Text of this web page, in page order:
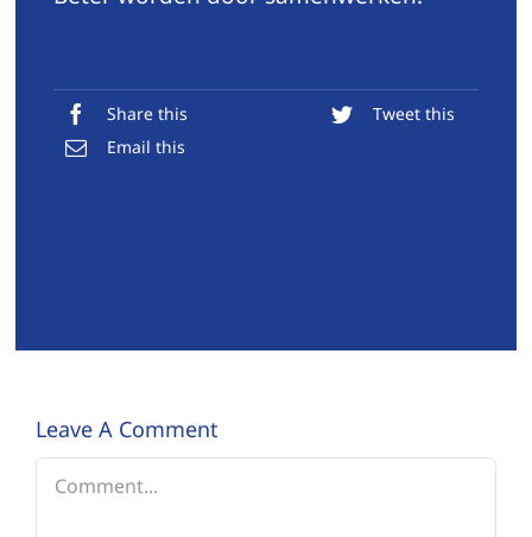
Share this
Tweet this
Email this
Leave A Comment
Comment